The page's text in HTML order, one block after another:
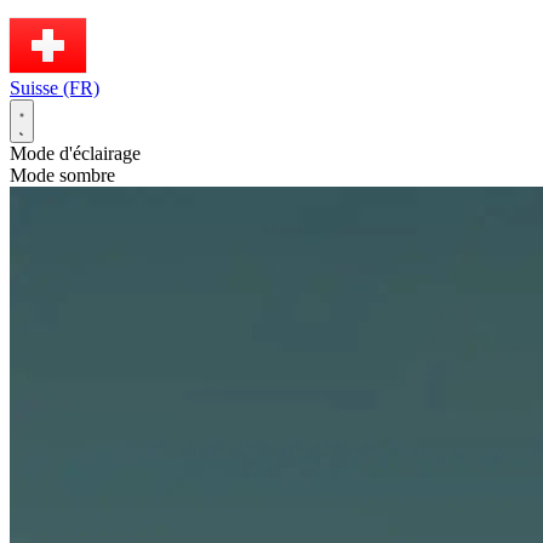
Suisse (FR)
Mode d'éclairage
Mode sombre